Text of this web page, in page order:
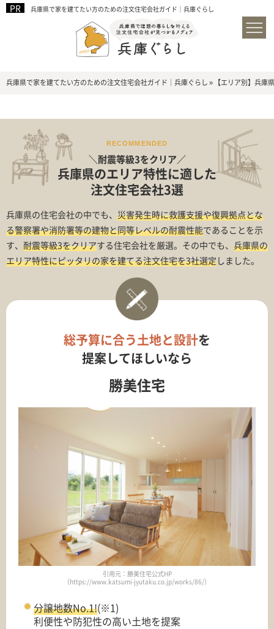
兵庫県で家を建てたい方のための注文住宅会社ガイド｜兵庫ぐらし
兵庫県で家を建てたい方のための注文住宅会社ガイド｜兵庫ぐらし» 【エリア別】兵庫
RECOMMENDED
＼耐震等級3をクリア／
兵庫県のエリア特性に適した
注文住宅会社3選
兵庫県の住宅会社の中でも、 災害発生時に救護支援や復興拠点とな
る警察署や消防署等の建物と同等レベルの耐震性能であることを示
す、 耐震等級3をクリアする住宅会社を厳選。その中でも、 兵庫県の
エリア特性にピッタリの家を建てる注文住宅を3社選定しました。
総予算に合う土地と設計を
提案してほしいなら
勝美住宅
引用元：勝美住宅公式HP
（https://www.katsumi-jyutaku.co.jp/works/86/）
分譲地数No.1!(※1)
利便性や防犯性の高い土地を提案